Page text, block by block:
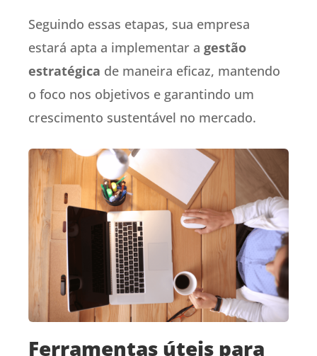
Seguindo essas etapas, sua empresa
estará apta a implementar a gestão
estratégica de maneira eficaz, mantendo
o foco nos objetivos e garantindo um
crescimento sustentável no mercado.
Ferramentas úteis para